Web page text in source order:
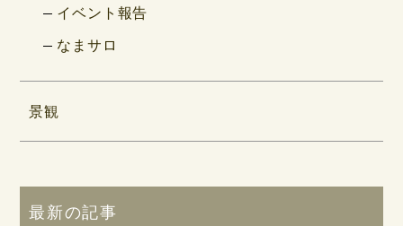
イベント報告
なまサロ
景観
最新の記事